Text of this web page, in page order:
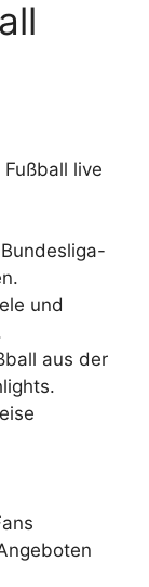
live
und
aus der